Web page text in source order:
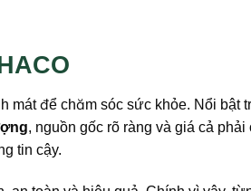
để chăm sóc sức khỏe. Nổi bật
, nguồn gốc rõ ràng và giá cả
tin cậy.